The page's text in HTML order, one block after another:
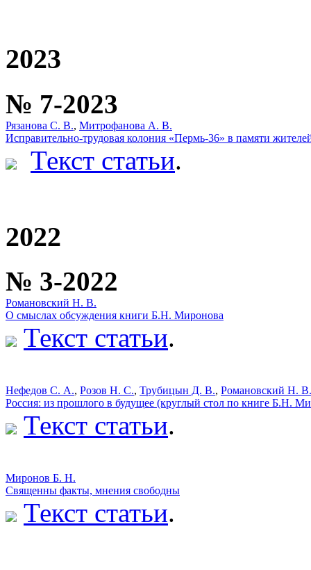
2023
№ 7-2023
Рязанова С. В., Митрофанова А. В.
Исправительно-трудовая колония «Пермь-36» в памяти
Текст статьи.
2022
№ 3-2022
Романовский Н. В.
О смыслах обсуждения книги Б.Н. Миронова
Текст статьи.
Нефедов С. А., Розов Н. С., Трубицын Д. В., Романовский Н. В.
Россия: из прошлого в будущее (круглый стол по книге Б.Н.
Текст статьи.
Миронов Б. Н.
Священны факты, мнения свободны
Текст статьи.